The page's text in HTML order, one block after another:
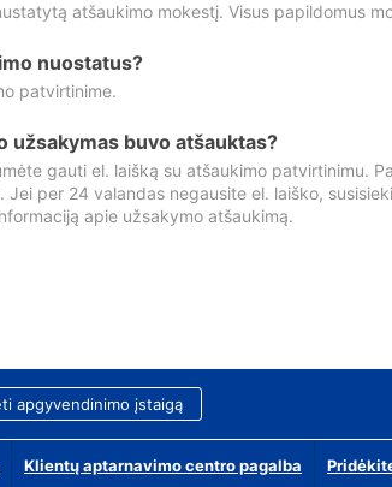
atšaukimo mokestį. Visus papildomus
nuostatus?
patvirtinime.
užsakymas buvo atšauktas?
gauti el. laišką su atšaukimo patvirtinimu.
Jei per 24 valandas negausite el. laiško,
apie užsakymo atšaukimą.
apgyvendinimo įstaigą
Klientų aptarnavimo centro pagalba